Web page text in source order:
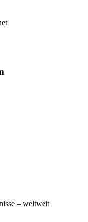
– weltweit